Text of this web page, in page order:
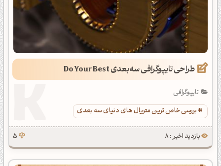
طراحی تایپوگرافی سه‌بعدی Do Your Best
تایپوگرافی
بررسی خاص ترین متریال های دنیای سه بعدی
بازدید اخیر : 8 5